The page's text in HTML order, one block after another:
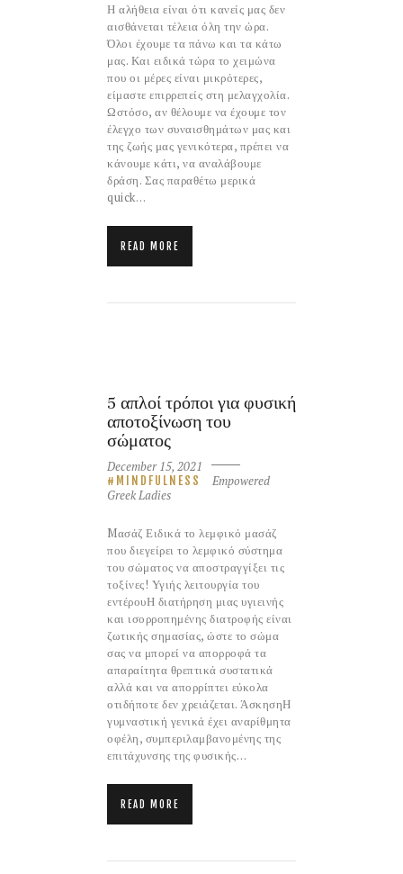
Η αλήθεια είναι ότι κανείς μας δεν
αισθάνεται τέλεια όλη την ώρα.
Όλοι έχουμε τα πάνω και τα κάτω
μας. Και ειδικά τώρα το χειμώνα
που οι μέρες είναι μικρότερες,
είμαστε επιρρεπείς στη μελαγχολία.
Ωστόσο, αν θέλουμε να έχουμε τον
έλεγχο των συναισθημάτων μας και
της ζωής μας γενικότερα, πρέπει να
κάνουμε κάτι, να αναλάβουμε
δράση. Σας παραθέτω μερικά
quick…
READ MORE
5 απλοί τρόποι για φυσική
αποτοξίνωση του
σώματος
December 15, 2021
MINDFULNESS
Empowered
Greek Ladies
Mασάζ Ειδικά το λεμφικό μασάζ
που διεγείρει το λεμφικό σύστημα
του σώματος να αποστραγγίξει τις
τοξίνες! Υγιής λειτουργία του
εντέρουΗ διατήρηση μιας υγιεινής
και ισορροπημένης διατροφής είναι
ζωτικής σημασίας, ώστε το σώμα
σας να μπορεί να απορροφά τα
απαραίτητα θρεπτικά συστατικά
αλλά και να απορρίπτει εύκολα
οτιδήποτε δεν χρειάζεται. ΆσκησηΗ
γυμναστική γενικά έχει αναρίθμητα
οφέλη, συμπεριλαμβανομένης της
επιτάχυνσης της φυσικής…
READ MORE